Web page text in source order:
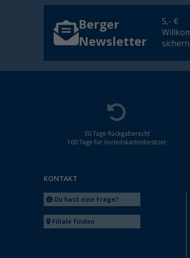
Berger
Newsletter
5,- €
sichern
30 Tage Rückgaberecht
100 Tage für Vorteilskartenbesitzer
KONTAKT
Du hast eine Frage?
Filiale finden